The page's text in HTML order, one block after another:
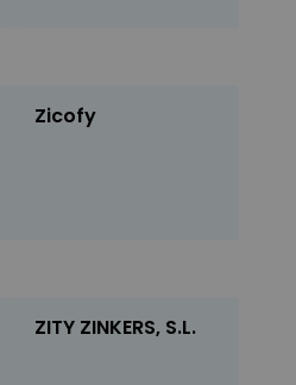
Zicofy
ZITY ZINKERS, S.L.